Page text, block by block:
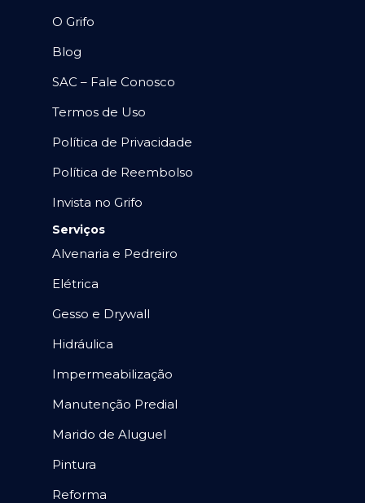
O Grifo
Blog
SAC – Fale Conosco
Termos de Uso
Política de Privacidade
Política de Reembolso
Invista no Grifo
Serviços
Alvenaria e Pedreiro
Elétrica
Gesso e Drywall
Hidráulica
Impermeabilização
Manutenção Predial
Marido de Aluguel
Pintura
Reforma